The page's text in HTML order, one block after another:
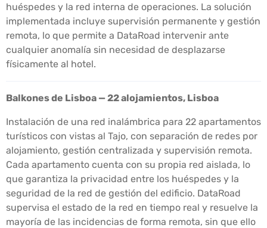
huéspedes y la red interna de operaciones. La solución
implementada incluye supervisión permanente y gestión
remota, lo que permite a DataRoad intervenir ante
cualquier anomalía sin necesidad de desplazarse
físicamente al hotel.
Balkones de Lisboa — 22 alojamientos, Lisboa
Instalación de una red inalámbrica para 22 apartamentos
turísticos con vistas al Tajo, con separación de redes por
alojamiento, gestión centralizada y supervisión remota.
Cada apartamento cuenta con su propia red aislada, lo
que garantiza la privacidad entre los huéspedes y la
seguridad de la red de gestión del edificio. DataRoad
supervisa el estado de la red en tiempo real y resuelve la
mayoría de las incidencias de forma remota, sin que ello